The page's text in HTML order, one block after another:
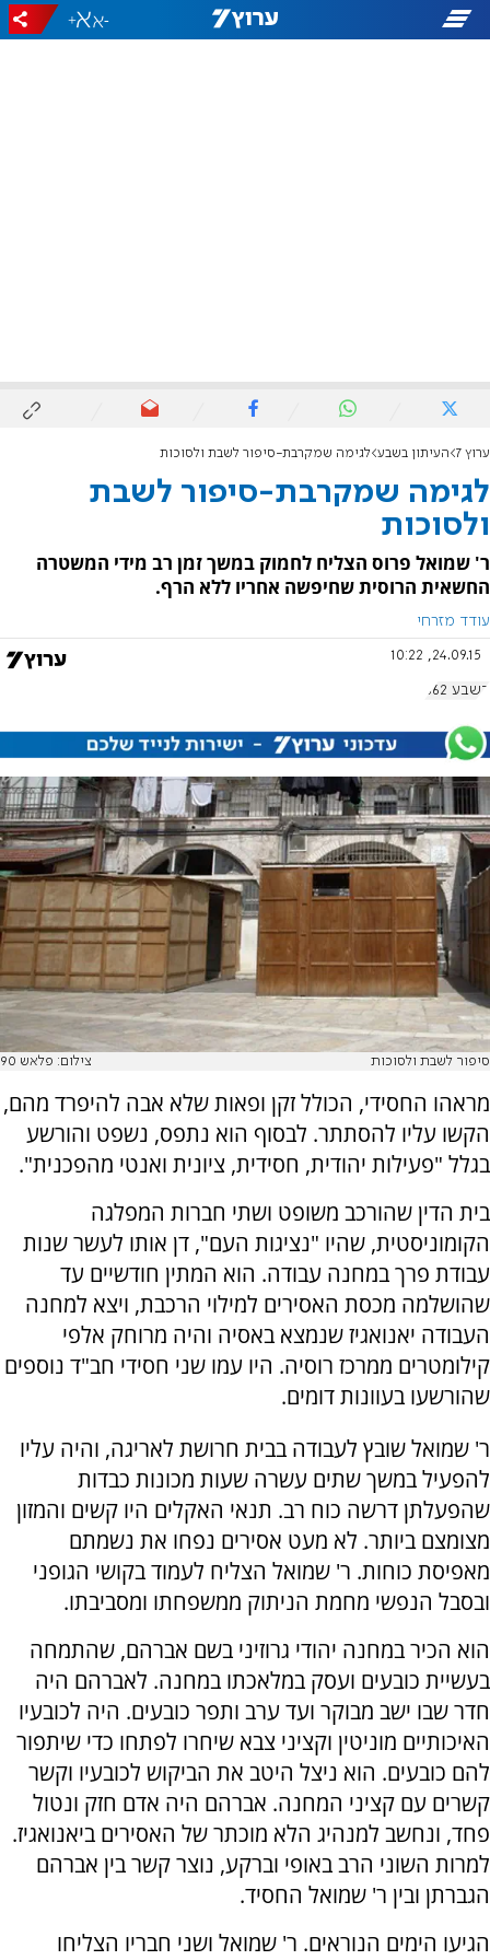
-
+
ערוץ 7 העיתון בשבע לגימה שמקרבת-סיפור לשבת ולסוכות
לגימה שמקרבת-סיפור לשבת
ולסוכות
ר' שמואל פרוס הצליח לחמוק במשך זמן רב מידי המשטרה
החשאית הרוסית שחיפשה אחריו ללא הרף.
עודד מזרחי
24.09.15, 10:22
בשבע 662
סיפור לשבת ולסוכות צילום: פלאש 90
מראהו החסידי, הכולל זקן ופאות שלא אבה להיפרד מהם,
הקשו עליו להסתתר. לבסוף הוא נתפס, נשפט והורשע
בגלל "פעילות יהודית, חסידית, ציונית ואנטי מהפכנית".
בית הדין שהורכב משופט ושתי חברות המפלגה
הקומוניסטית, שהיו "נציגות העם", דן אותו לעשר שנות
עבודת פרך במחנה עבודה. הוא המתין חודשיים עד
שהושלמה מכסת האסירים למילוי הרכבת, ויצא למחנה
העבודה יאנואגיז שנמצא באסיה והיה מרוחק אלפי
קילומטרים ממרכז רוסיה. היו עמו שני חסידי חב"ד נוספים
שהורשעו בעוונות דומים.
ר' שמואל שובץ לעבודה בבית חרושת לאריגה, והיה עליו
להפעיל במשך שתים עשרה שעות מכונות כבדות
שהפעלתן דרשה כוח רב. תנאי האקלים היו קשים והמזון
מצומצם ביותר. לא מעט אסירים נפחו את נשמתם
מאפיסת כוחות. ר' שמואל הצליח לעמוד בקושי הגופני
ובסבל הנפשי מחמת הניתוק ממשפחתו ומסביבתו.
הוא הכיר במחנה יהודי גרוזיני בשם אברהם, שהתמחה
בעשיית כובעים ועסק במלאכתו במחנה. לאברהם היה
חדר שבו ישב מבוקר ועד ערב ותפר כובעים. היה לכובעיו
האיכותיים מוניטין וקציני צבא שיחרו לפתחו כדי שיתפור
להם כובעים. הוא ניצל היטב את הביקוש לכובעיו וקשר
קשרים עם קציני המחנה. אברהם היה אדם חזק ונטול
פחד, ונחשב למנהיג הלא מוכתר של האסירים ביאנואגיז.
למרות השוני הרב באופי וברקע, נוצר קשר בין אברהם
הגברתן ובין ר' שמואל החסיד.
הגיעו הימים הנוראים. ר' שמואל ושני חבריו הצליחו